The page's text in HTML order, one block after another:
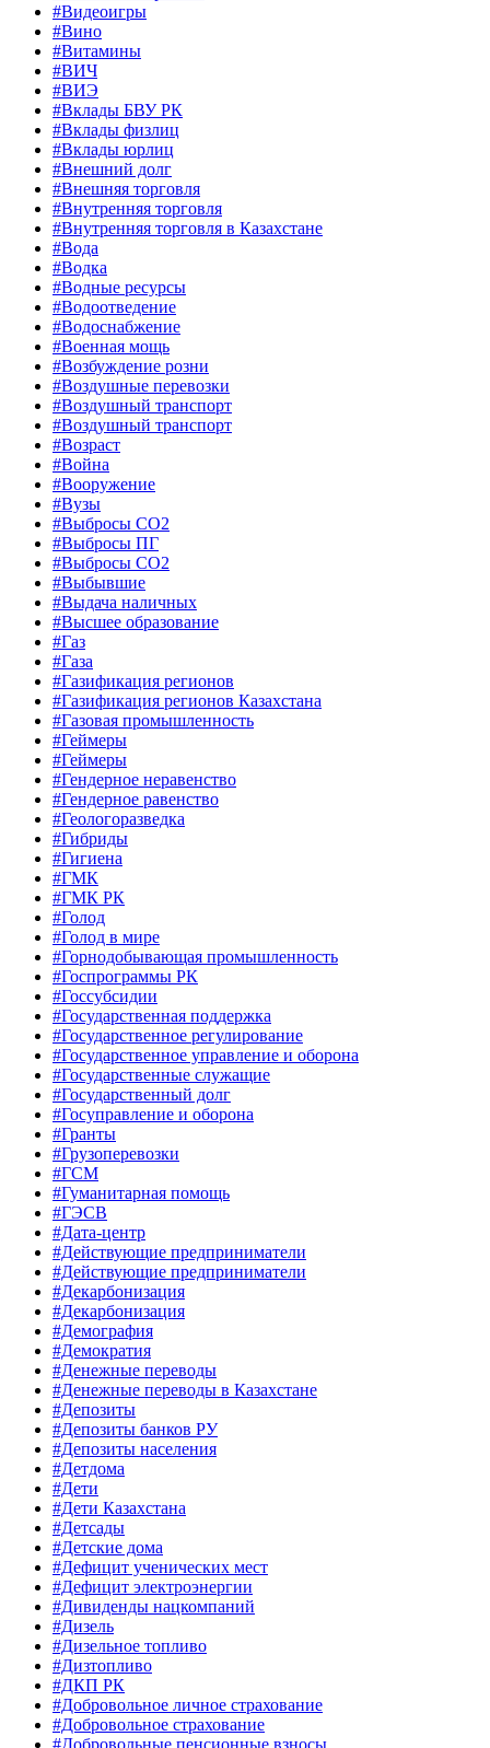
#Видеоигры
#Вино
#Витамины
#ВИЧ
#ВИЭ
#Вклады БВУ РК
#Вклады физлиц
#Вклады юрлиц
#Внешний долг
#Внешняя торговля
#Внутренняя торговля
#Внутренняя торговля в Казахстане
#Вода
#Водка
#Водные ресурсы
#Водоотведение
#Водоснабжение
#Военная мощь
#Возбуждение розни
#Воздушные перевозки
#Воздушный транспорт
#Воздушный транспорт
#Возраст
#Война
#Вооружение
#Вузы
#Выбросы CO2
#Выбросы ПГ
#Выбросы СО2
#Выбывшие
#Выдача наличных
#Высшее образование
#Газ
#Газа
#Газификация регионов
#Газификация регионов Казахстана
#Газовая промышленность
#Геймеры
#Геймеры
#Гендерное неравенство
#Гендерное равенство
#Геологоразведка
#Гибриды
#Гигиена
#ГМК
#ГМК РК
#Голод
#Голод в мире
#Горнодобывающая промышленность
#Госпрограммы РК
#Госсубсидии
#Государственная поддержка
#Государственное регулирование
#Государственное управление и оборона
#Государственные служащие
#Государственный долг
#Госуправление и оборона
#Гранты
#Грузоперевозки
#ГСМ
#Гуманитарная помощь
#ГЭСВ
#Дата-центр
#Действующие предприниматели
#Действующие предприниматели
#Декарбонизация
#Декарбонизация
#Демография
#Демократия
#Денежные переводы
#Денежные переводы в Казахстане
#Депозиты
#Депозиты банков РУ
#Депозиты населения
#Детдома
#Дети
#Дети Казахстана
#Детсады
#Детские дома
#Дефицит ученических мест
#Дефицит электроэнергии
#Дивиденды нацкомпаний
#Дизель
#Дизельное топливо
#Дизтопливо
#ДКП РК
#Добровольное личное страхование
#Добровольное страхование
#Добровольные пенсионные взносы